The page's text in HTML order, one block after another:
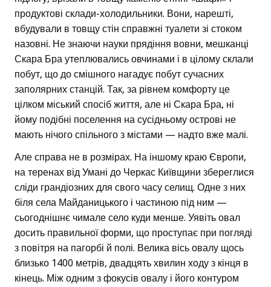
продуктові склади-холодильники. Вони, нарешті,
вбудували в товщу стін справжні туалети зі стоком
назовні. Не знаючи науки прядіння вовни, мешканці
Скара Бра утеплювались овчинами і в цілому склали
побут, що до смішного нагадує побут сучасних
заполярних станцій. Так, за рівнем комфорту це
цілком міський спосіб життя, але ні Скара Бра, ні
йому подібні поселення на сусідньому острові не
мають нічого спільного з містами — надто вже малі.
Але справа не в розмірах. На іншому краю Європи,
на теренах від Умані до Черкас Київщини збереглися
сліди грандіозних для свого часу селищ. Одне з них
біля села Майданицького і частиною під ним —
сьогоднішнє чимале село куди менше. Уявіть овал
досить правильної форми, що проступає при погляді
з повітря на пагорбі й полі. Велика вісь овалу щось
близько 1400 метрів, двадцять хвилин ходу з кінця в
кінець. Між одним з фокусів овалу і його контуром